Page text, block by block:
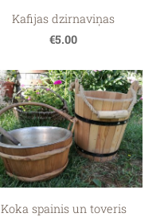
Kafijas dzirnaviņas
€5.00
Koka spainis un toveris